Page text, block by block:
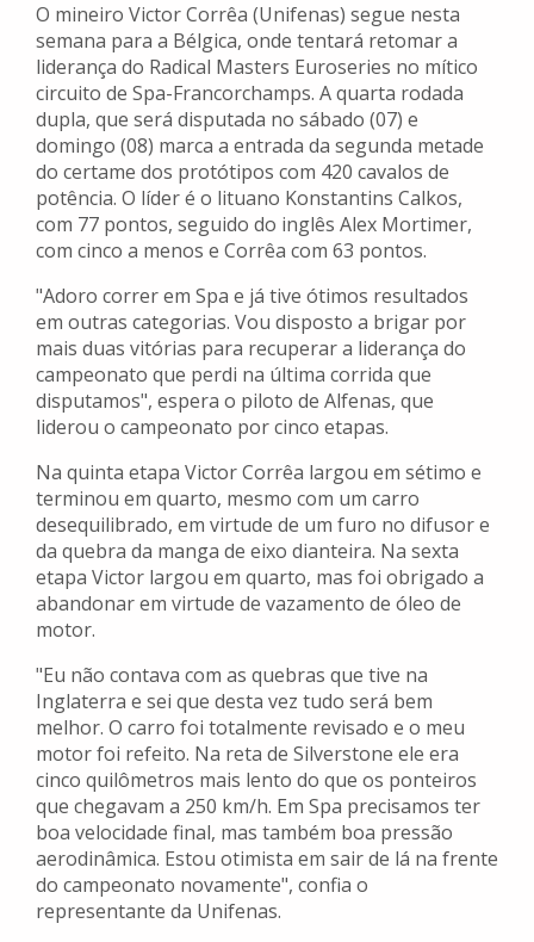
O mineiro Victor Corrêa (Unifenas) segue nesta
semana para a Bélgica, onde tentará retomar a
liderança do Radical Masters Euroseries no mítico
circuito de Spa-Francorchamps. A quarta rodada
dupla, que será disputada no sábado (07) e
domingo (08) marca a entrada da segunda metade
do certame dos protótipos com 420 cavalos de
potência. O líder é o lituano Konstantins Calkos,
com 77 pontos, seguido do inglês Alex Mortimer,
com cinco a menos e Corrêa com 63 pontos.
"Adoro correr em Spa e já tive ótimos resultados
em outras categorias. Vou disposto a brigar por
mais duas vitórias para recuperar a liderança do
campeonato que perdi na última corrida que
disputamos", espera o piloto de Alfenas, que
liderou o campeonato por cinco etapas.
Na quinta etapa Victor Corrêa largou em sétimo e
terminou em quarto, mesmo com um carro
desequilibrado, em virtude de um furo no difusor e
da quebra da manga de eixo dianteira. Na sexta
etapa Victor largou em quarto, mas foi obrigado a
abandonar em virtude de vazamento de óleo de
motor.
"Eu não contava com as quebras que tive na
Inglaterra e sei que desta vez tudo será bem
melhor. O carro foi totalmente revisado e o meu
motor foi refeito. Na reta de Silverstone ele era
cinco quilômetros mais lento do que os ponteiros
que chegavam a 250 km/h. Em Spa precisamos ter
boa velocidade final, mas também boa pressão
aerodinâmica. Estou otimista em sair de lá na frente
do campeonato novamente", confia o
representante da Unifenas.